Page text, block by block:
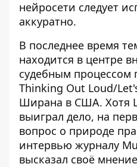
нейросети следует
аккуратно.
В последнее время
находится в центре
судебным процессом
Thinking Out Loud/
Ширана в США. Хотя
выиграл дело, на
вопрос о природе
интервью журналу
высказал своё